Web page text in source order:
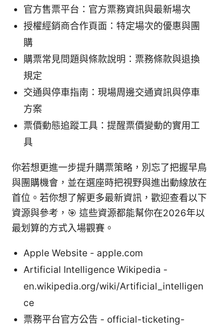
官方售票平台：官方票務資訊與最新場次
授權經銷商合作頁面：特定場次的優惠與團
購
購票常見問題與條款說明：票務條款與退換
規定
交通與停車指南：現場周邊交通資訊與停車
方案
票價動態追蹤工具：提醒票價變動的實用工
具
你若想更進一步提升購票策略，別忘了把握早鳥
與團購機會，並在選座時把視野與進出動線放在
首位。若你想了解更多最新資訊，歡迎查看以下
資源與參考，🎯 這些資源都能幫你在2026年以
最划算的方式入場觀賽。
Apple Website - apple.com
Artificial Intelligence Wikipedia -
en.wikipedia.org/wiki/Artificial_intelligen
ce
票務平台官方公告 - official-ticketing-